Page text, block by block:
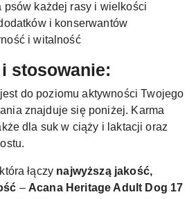
psów każdej rasy i wielkości
i konserwantów
i witalność
stosowanie:
do poziomu aktywności Twojego
znajduje się poniżej. Karma
dla suk w ciąży i laktacji oraz
łączy najwyższą jakość,
– Acana Heritage Adult Dog 17